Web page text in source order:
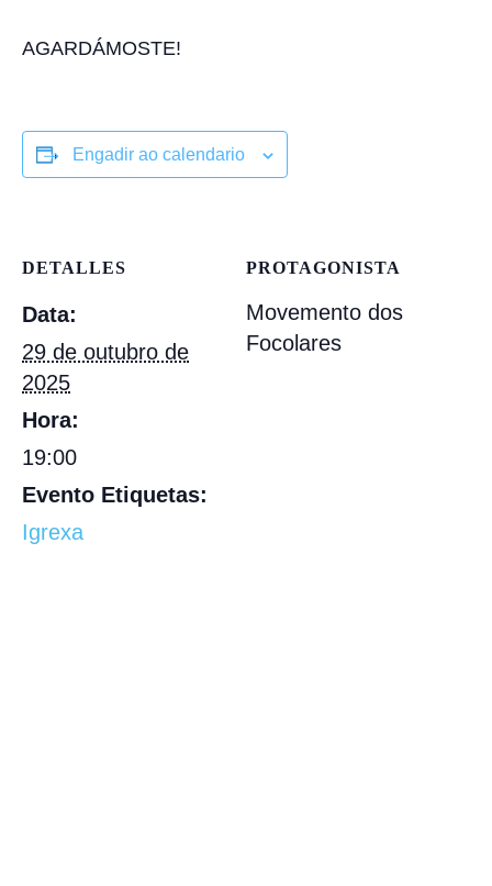
AGARDÁMOSTE!
Engadir ao calendario
DETALLES
Data:
29 de outubro de
2025
Hora:
19:00
Evento Etiquetas:
Igrexa
PROTAGONISTA
Movemento dos
Focolares